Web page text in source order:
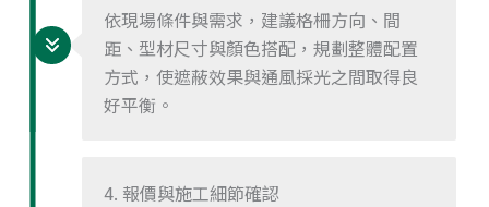
依現場條件與需求，建議格柵方向、間
距、型材尺寸與顏色搭配，規劃整體配置
方式，使遮蔽效果與通風採光之間取得良
好平衡。
4. 報價與施工細節確認